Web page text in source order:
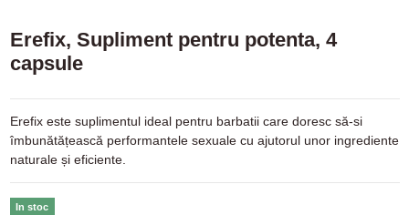
Erefix, Supliment pentru potenta, 4
capsule
Erefix este suplimentul ideal pentru barbatii care doresc să-si
îmbunătățească performantele sexuale cu ajutorul unor ingrediente
naturale și eficiente.
In stoc